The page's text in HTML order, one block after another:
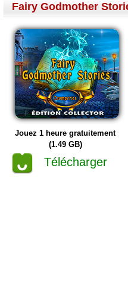
Fairy Godmother
Jouez 1 heure gratuitement
(1.49 GB)
Télécharger